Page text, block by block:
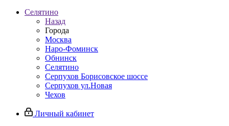
Селятино
Назад
Города
Москва
Наро-Фоминск
Обнинск
Селятино
Серпухов Борисовское шоссе
Серпухов ул.Новая
Чехов
Личный кабинет